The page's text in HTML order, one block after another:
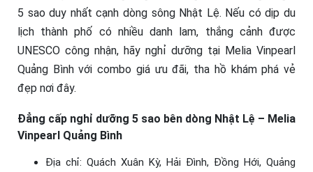
5 sao duy nhất cạnh dòng sông Nhật Lệ. Nếu có dịp du
lịch thành phố có nhiều danh lam, thắng cảnh được
UNESCO công nhận, hãy nghỉ dưỡng tại Melia Vinpearl
Quảng Bình với combo giá ưu đãi, tha hồ khám phá vẻ
đẹp nơi đây.
Đẳng cấp nghỉ dưỡng 5 sao bên dòng Nhật Lệ – Melia
Vinpearl Quảng Bình
Địa chỉ: Quách Xuân Kỳ, Hải Đình, Đồng Hới, Quảng